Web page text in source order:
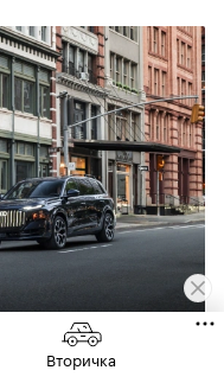
Q9 предложат топовый
AG)
Вторичка